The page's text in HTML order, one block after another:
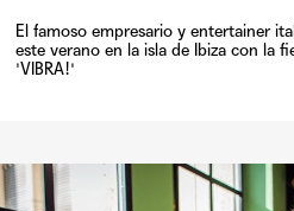
El famoso empresario y entertainer
este verano en la isla de Ibiza con la
'VIBRA!'